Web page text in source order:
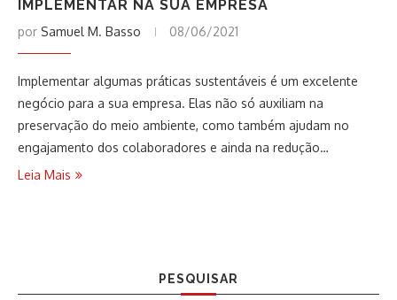
IMPLEMENTAR NA SUA EMPRESA
por Samuel M. Basso 08/06/2021
Implementar algumas práticas sustentáveis é um excelente
negócio para a sua empresa. Elas não só auxiliam na
preservação do meio ambiente, como também ajudam no
engajamento dos colaboradores e ainda na redução…
Leia Mais
PESQUISAR